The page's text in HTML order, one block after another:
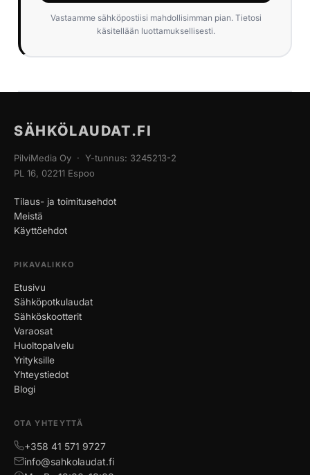
Vastaamme sähköpostiisi mahdollisimman pian. Tietosi
käsitellään luottamuksellisesti.
SÄHKÖLAUDAT.FI
PilviMedia Oy · Y-tunnus: 3245213-2
PL 16, 02211 Espoo
Tilaus- ja toimitusehdot
Meistä
Käyttöehdot
PIKAVALIKKO
Etusivu
Sähköpotkulaudat
Sähköskootterit
Varaosat
Huoltopalvelu
Yrityksille
Yhteystiedot
Blogi
OTA YHTEYTTÄ
+358 41 571 9727
info@sahkolaudat.fi